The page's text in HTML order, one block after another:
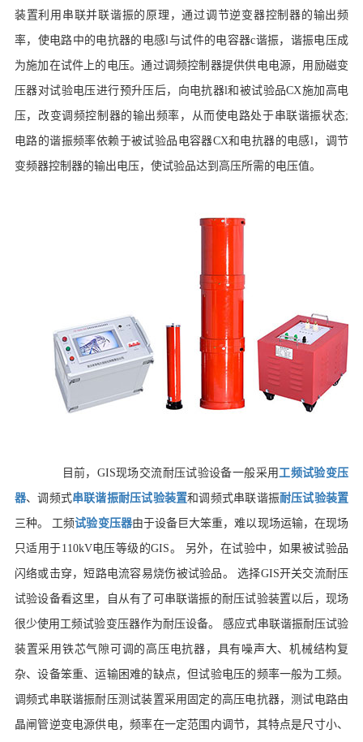
装置利用串联并联谐振的原理，通过调节逆变器控制器的输出频
率，使电路中的电抗器的电感l与试件的电容器c谐振，谐振电压成
为施加在试件上的电压。通过调频控制器提供供电电源，用励磁变
压器对试验电压进行预升压后，向电抗器l和被试验品CX施加高电
压，改变调频控制器的输出频率，从而使电路处于串联谐振状态;
电路的谐振频率依赖于被试验品电容器CX和电抗器的电感l，调节
变频器控制器的输出电压，使试验品达到高压所需的电压值。
目前，GIS现场交流耐压试验设备一般采用工频试验变压
器、调频式串联谐振耐压试验装置和调频式串联谐振耐压试验装置
三种。 工频试验变压器由于设备巨大笨重，难以现场运输，在现场
只适用于110kV电压等级的GIS。 另外，在试验中，如果被试验品
闪络或击穿，短路电流容易烧伤被试验品。选择GIS开关交流耐压
试验设备看这里， 自从有了可串联谐振的耐压试验装置以后，现场
很少使用工频试验变压器作为耐压设备。 感应式串联谐振耐压试验
装置采用铁芯气隙可调的高压电抗器，具有噪声大、机械结构复
杂、设备笨重、运输困难的缺点，但试验电压的频率一般为工频。
调频式串联谐振耐压测试装置采用固定的高压电抗器，测试电路由
晶闸管逆变电源供电，频率在一定范围内调节，其特点是尺寸小、